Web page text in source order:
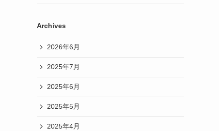
Archives
2026年6月
2025年7月
2025年6月
2025年5月
2025年4月